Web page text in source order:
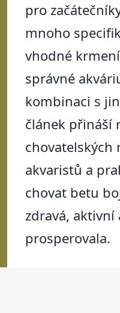
pro
mnoho
vhodné
správné
kombinaci s
článek přináší
chovatelských
akvaristů a
chovat betu
zdravá,
prosperovala.